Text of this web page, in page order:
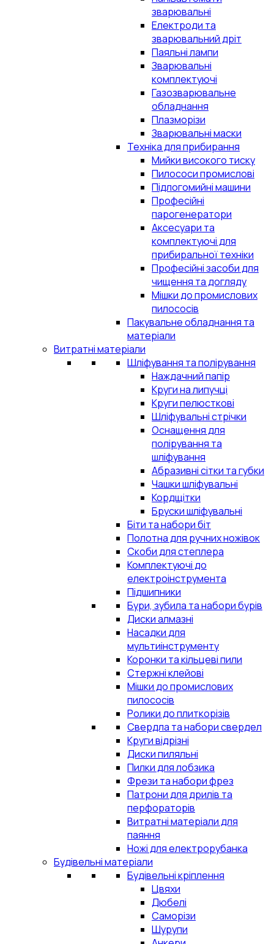
зварювальні
Електроди та
зварювальний дріт
Паяльні лампи
Зварювальні
комплектуючі
Газозварювальне
обладнання
Плазморізи
Зварювальні маски
Техніка для прибирання
Мийки високого тиску
Пилососи промислові
Підлогомийні машини
Професійні
парогенератори
Аксесуари та
комплектуючі для
прибиральної техніки
Професійні засоби для
чищення та догляду
Мішки до промислових
пилососів
Пакувальне обладнання та
матеріали
Витратні матеріали
Шліфування та полірування
Наждачний папір
Круги на липучці
Круги пелюсткові
Шліфувальні стрічки
Оснащення для
полірування та
шліфування
Абразивні сітки та губки
Чашки шліфувальні
Кордщітки
Бруски шліфувальні
Біти та набори біт
Полотна для ручних ножівок
Скоби для степлера
Комплектуючі до
електроінструмента
Підшипники
Бури, зубила та набори бурів
Диски алмазні
Насадки для
мультиінструменту
Коронки та кільцеві пили
Стержні клейові
Мішки до промислових
пилососів
Ролики до плиткорізів
Свердла та набори свердел
Круги відрізні
Диски пиляльні
Пилки для лобзика
Фрези та набори фрез
Патрони для дрилів та
перфораторів
Витратні матеріали для
паяння
Ножі для електрорубанка
Будівельні матеріали
Будівельні кріплення
Цвяхи
Дюбелі
Саморізи
Шурупи